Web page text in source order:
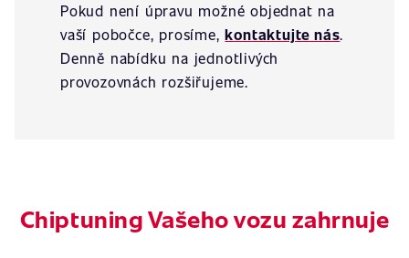
Pokud není úpravu možné objednat na
vaší pobočce, prosíme,kontaktujte nás.
Denně nabídku na jednotlivých
provozovnách rozšiřujeme.
Chiptuning Vašeho vozu zahrnuje